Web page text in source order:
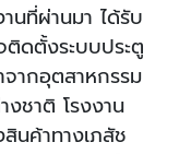
นที่ผ่านมา ได้รับ
ติดตั้งระบบประตู
ากอุตสาหกรรม
งชาติ โรงงาน
นค้าทางเภสัช